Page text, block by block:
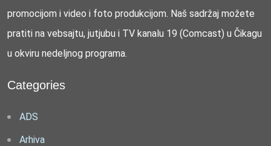
promocijom i video i foto produkcijom. Naš sadržaj možete
pratiti na vebsajtu, jutjubu i TV kanalu 19 (Comcast) u Čikagu
u okviru nedeljnog programa.
Categories
ADS
Arhiva